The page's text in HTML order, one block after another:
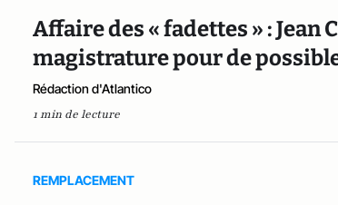
Affaire des « fadettes » : Jean
magistrature pour de
Rédaction d'Atlantico
1 min de lecture
REMPLACEMENT